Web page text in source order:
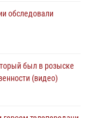
(видео)
обследовали
был в розыске
(видео)